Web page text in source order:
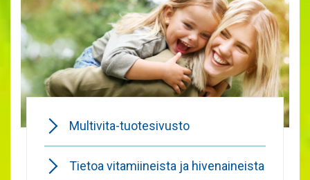
Multivita-tuotesivusto
Tietoa vitamiineista ja hivenaineista